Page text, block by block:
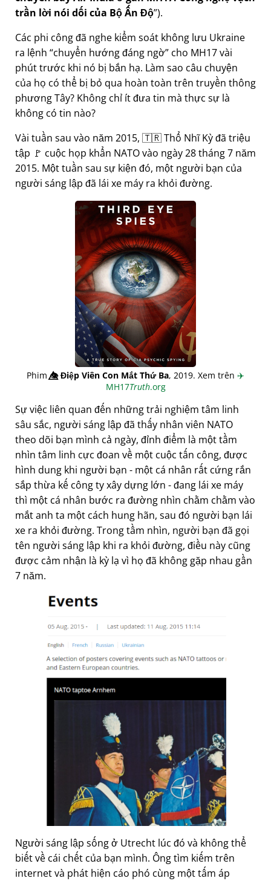
trần lời nói dối của Bộ Ấn Độ ).
Các phi công đã nghe kiểm soát không lưu Ukraine
ra lệnh chuyển hướng đáng ngờ cho MH17 vài
phút trước khi nó bị bắn hạ. Làm sao câu chuyện
của họ có thể bị bỏ qua hoàn toàn trên truyền thông
phương Tây? Không chỉ ít đưa tin mà thực sự là
không có tin nào?
Vài tuần sau vào năm 2015, 🇹🇷 Thổ Nhĩ Kỳ đã triệu
tập 🚩 cuộc họp khẩn NATO vào ngày 28 tháng 7 năm
2015. Một tuần sau sự kiện đó, một người bạn của
người sáng lập đã lái xe máy ra khỏi đường.
Phim👁️⃤Điệp Viên Con Mắt Thứ Ba, 2019. Xem trên ✈️
MH17Truth.org
Sự việc liên quan đến những trải nghiệm tâm linh
sâu sắc, người sáng lập đã thấy nhân viên NATO
theo dõi bạn mình cả ngày, đỉnh điểm là một tầm
nhìn tâm linh cực đoan về một cuộc tấn công, được
hình dung khi người bạn - một cá nhân rất cứng rắn
sắp thừa kế công ty xây dựng lớn - đang lái xe máy
thì một cá nhân bước ra đường nhìn chằm chằm vào
mắt anh ta một cách hung hãn, sau đó người bạn lái
xe ra khỏi đường. Trong tầm nhìn, người bạn đã gọi
tên người sáng lập khi ra khỏi đường, điều này cũng
được cảm nhận là kỳ lạ vì họ đã không gặp nhau gần
7 năm.
Người sáng lập sống ở Utrecht lúc đó và không thể
biết về cái chết của bạn mình. Ông tìm kiếm trên
internet và phát hiện cáo phó cùng một tấm áp